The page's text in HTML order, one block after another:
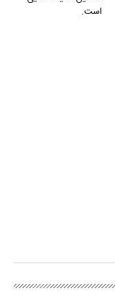
است.